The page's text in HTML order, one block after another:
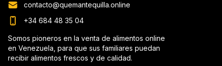
contacto@quemantequilla.online
+34 684 48 35 04
Somos pioneros en la venta de alimentos online
en Venezuela, para que sus familiares puedan
recibir alimentos frescos y de calidad.